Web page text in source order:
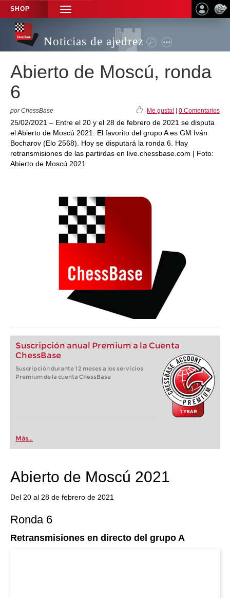
SHOP
TOGGLE
NAVIGATION
Noticias de ajedrez
Abierto de Moscú, ronda
6
por ChessBase Me gusta! 0 Comentarios
25/02/2021 – Entre el 20 y el 28 de febrero de 2021 se disputa
el Abierto de Moscú 2021. El favorito del grupo A es GM Iván
Bocharov (Elo 2568). Hoy se disputará la ronda 6. Hay
retransmisiones de las partirdas en live.chessbase.com | Foto:
Abierto de Moscú 2021
Suscripción anual Premium a la Cuenta
ChessBase
Suscripción durante 12 meses a los servicios
Premium de la cuenta ChessBase
Más...
Abierto de Moscú 2021
Del 20 al 28 de febrero de 2021
Ronda 6
Retransmisiones en directo del grupo A